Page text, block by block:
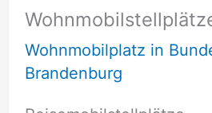
Wohnmobilplatz in
Brandenburg